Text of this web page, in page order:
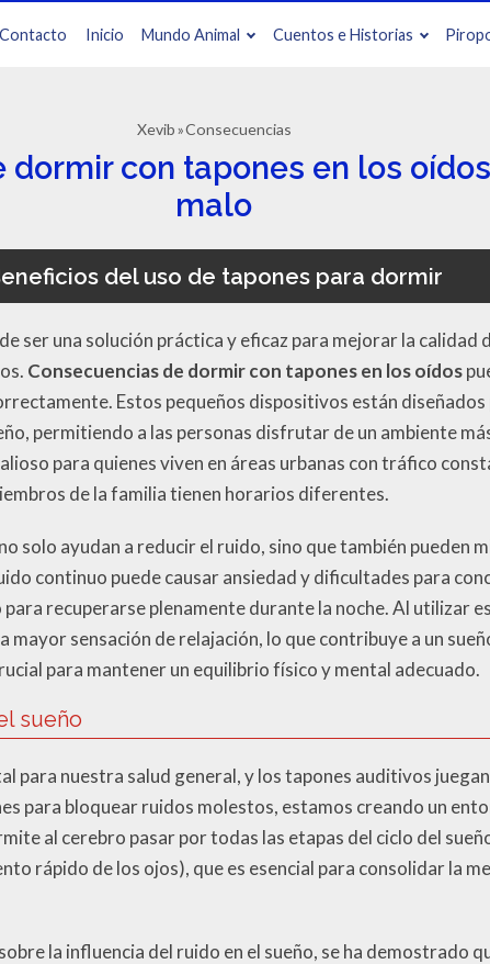
Contacto Inicio Mundo Animal Cuentos e Historias
Xevib Consecuencias
dormir con tapones en los
malo
del uso de tapones para dormir
ser una solución práctica y eficaz para mejorar la calidad
Consecuencias de dormir con tapones en los oídos
Estos pequeños dispositivos están
permitiendo a las personas disfrutar de un ambiente
para quienes viven en áreas urbanas con tráfico
de la familia tienen horarios diferentes.
solo ayudan a reducir el ruido, sino que también pueden
continuo puede causar ansiedad y dificultades para
recuperarse plenamente durante la noche. Al utilizar
mayor sensación de relajación, lo que contribuye a un
para mantener un equilibrio físico y mental adecuado.
sueño
para nuestra salud general, y los tapones auditivos
para bloquear ruidos molestos, estamos creando un
al cerebro pasar por todas las etapas del ciclo del
rápido de los ojos), que es esencial para consolidar la
la influencia del ruido en el sueño, se ha demostrado